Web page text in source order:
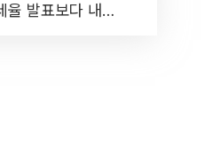
율 발표보다 내릴